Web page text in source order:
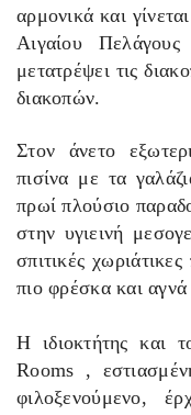
αρμονικά και
Αιγαίου
μετατρέψει τις
διακοπών.
Στον άνετο
πισίνα με τα
πρωί πλούσιο
στην υγιεινή
σπιτικές
πιο φρέσκα και αγνά
Η ιδιοκτήτης και
Rooms ,
φιλοξενούμενο,